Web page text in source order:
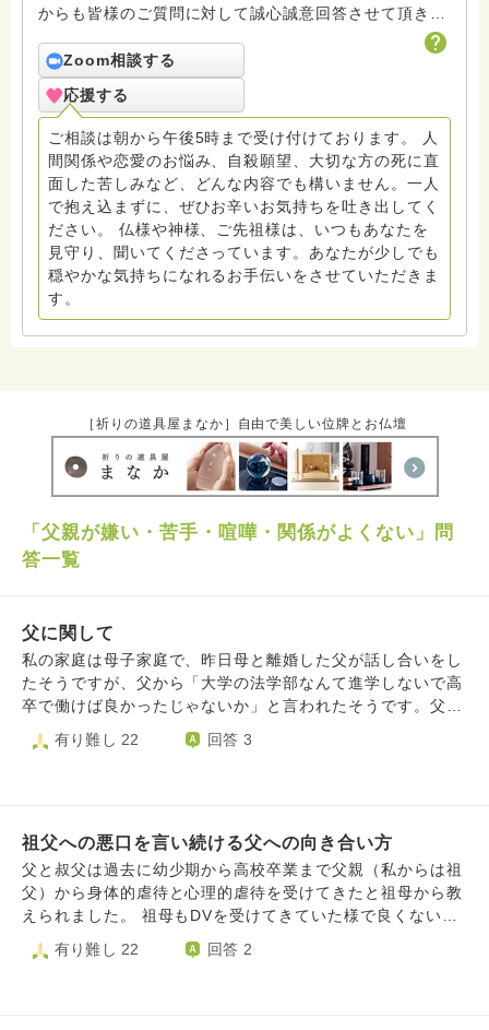
からも皆様のご質問に対して誠心誠意回答させて頂きた
いと存じます。まだまだ修行中の身ですので至らぬ点あ
ろうかとは存じますが共に精進して参りましょうね。お
寺にもお気軽に遊びに来てください。
Zoom相談する
応援する
ご相談は朝から午後5時まで受け付けております。 人
間関係や恋愛のお悩み、自殺願望、大切な方の死に直
面した苦しみなど、どんな内容でも構いません。一人
で抱え込まずに、ぜひお辛いお気持ちを吐き出してく
ださい。 仏様や神様、ご先祖様は、いつもあなたを
見守り、聞いてくださっています。あなたが少しでも
穏やかな気持ちになれるお手伝いをさせていただきま
す。
［祈りの道具屋まなか］自由で美しい位牌とお仏壇
「父親が嫌い・苦手・喧嘩・関係がよくない」問
答一覧
父に関して
私の家庭は母子家庭で、昨日母と離婚した父が話し合いをし
たそうですが、父から「大学の法学部なんて進学しないで高
卒で働けば良かったじゃないか」と言われたそうです。父自
身も国立大学を卒業しているにも関わらず、私は愕然としま
した。そういう考えを持っている父とは、母も価値観が合わ
接したら、良いのか分かりません。
有り難し 22 回答 3
祖父への悪口を言い続ける父への向き合い方
父と叔父は過去に幼少期から高校卒業まで父親（私からは祖
父）から身体的虐待と心理的虐待を受けてきたと祖母から教
えられました。 祖母もDVを受けてきていた様で良くない家
庭環境下で育ったのだなと私も母親から虐待を受けて育った
身の上の為共感していたのですが…祖母が病気で2019年に
有り難し 22 回答 2